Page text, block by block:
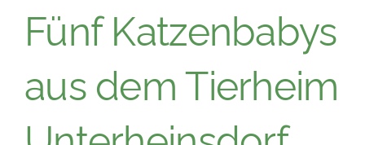
Fünf Katzenbabys
aus dem Tierheim